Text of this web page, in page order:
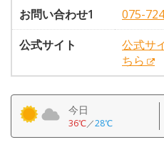
お問い合わせ1
075-
公式サイト
公式サ
ちら
今日
36℃／28℃